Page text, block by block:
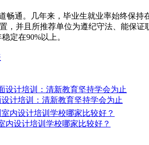
通。几年来，毕业生就业率始终保
并且所推荐单位为遵纪守法、能保
定在90%以上。
计培训：清新教育坚持学会为止
内设计培训学校哪家比较好？